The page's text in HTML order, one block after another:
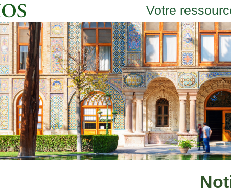
Votre